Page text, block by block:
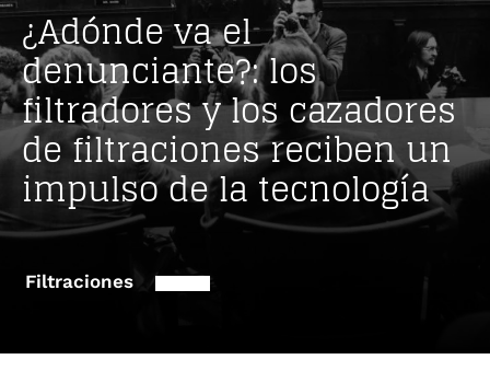
¿Adónde va el
denunciante?: los
filtradores y los cazadores
de filtraciones reciben un
impulso de la tecnología
Filtraciones